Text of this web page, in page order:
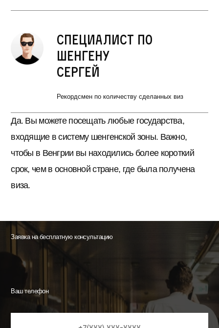
Специалист по
шенгену
Сергей
Рекордсмен по количеству сделанных виз
Да. Вы можете посещать любые государства,
входящие в систему шенгенской зоны. Важно,
чтобы в Венгрии вы находились более короткий
срок, чем в основной стране, где была получена
виза.
Заявка на бесплатную консультацию
Ваш телефон